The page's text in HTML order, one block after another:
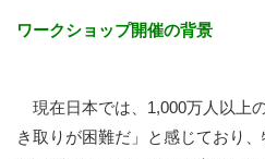
ワークショップ開催の背景
現在日本では、1,000万人以上
き取りが困難だ」と感じており